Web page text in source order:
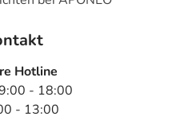
Hotline
- 18:00
- 13:00